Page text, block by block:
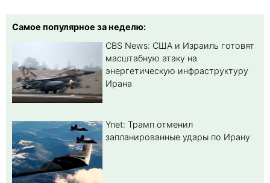
Самое популярное за неделю:
CBS News: США и Израиль готовят
масштабную атаку на
энергетическую инфраструктуру
Ирана
Ynet: Трамп отменил
запланированные удары по Ирану